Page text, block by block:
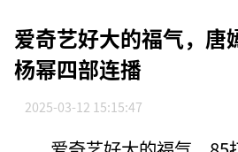
爱奇艺好大的福气，唐
杨幂四部连播
2025-03-12 15:15:47